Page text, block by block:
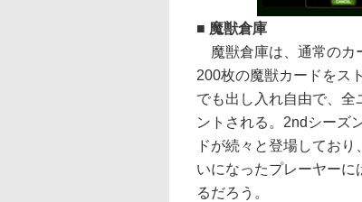
■ 魔獣倉庫
魔獣倉庫は、通常のカ
200枚の魔獣カードをス
でも出し入れ自由で、
ントされる。2ndシーズ
ドが続々と登場してお
いになったプレーヤーに
るだろう。